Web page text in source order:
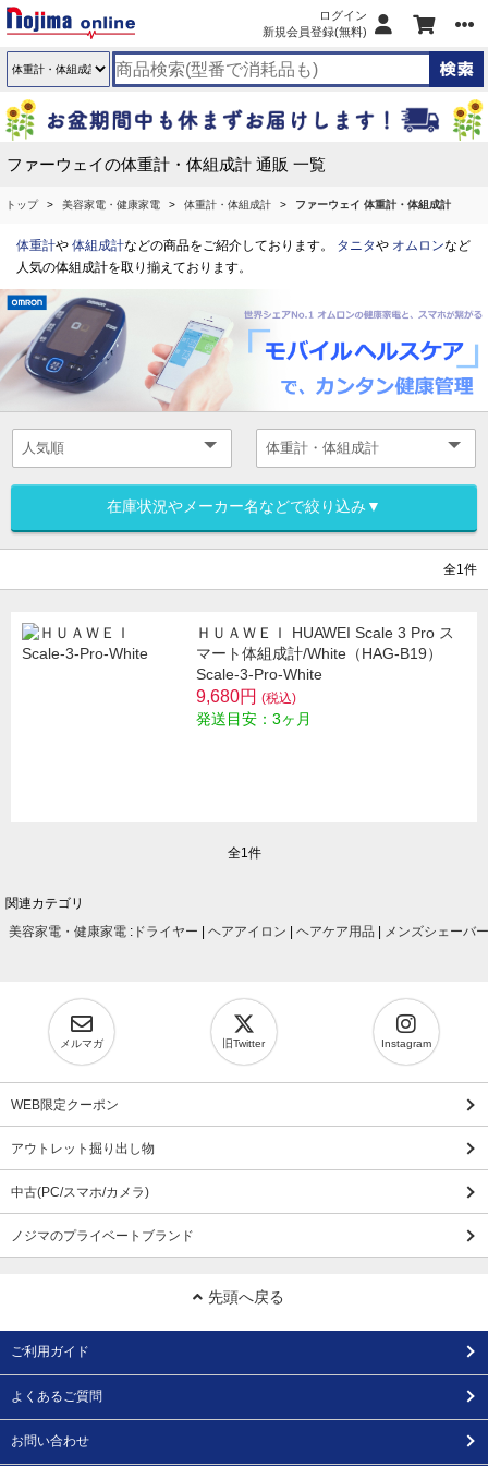
ログイン
新規会員登録(無料)
ファーウェイの体重計・体組成計 通販 一覧
トップ 美容家電・健康家電 体重計・体組成計 ファーウェイ 体重計・体組成計
体重計や 体組成計などの商品をご紹介しております。 タニタや オムロンなど
人気の体組成計を取り揃えております。
在庫状況やメーカー名などで絞り込み▼
全1件
ＨＵＡＷＥＩ HUAWEI Scale 3 Pro ス
マート体組成計/White（HAG-B19）
Scale-3-Pro-White
9,680円 (税込)
発送目安：3ヶ月
全1件
関連カテゴリ
美容家電・健康家電 : ドライヤー | ヘアアイロン | ヘアケア用品 | メンズシェーバー
メルマガ 旧Twitter Instagram
WEB限定クーポン
アウトレット掘り出し物
中古(PC/スマホ/カメラ)
ノジマのプライベートブランド
先頭へ戻る
ご利用ガイド
よくあるご質問
お問い合わせ